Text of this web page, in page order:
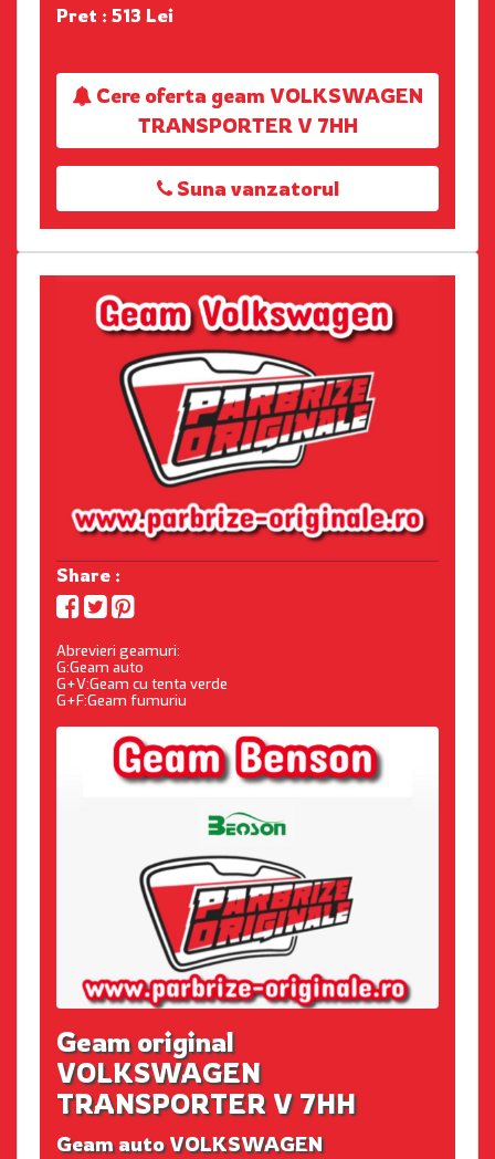
Pret : 513 Lei
Cere oferta geam VOLKSWAGEN
TRANSPORTER V 7HH
Suna vanzatorul
Share :
Abrevieri geamuri:
G:Geam auto
G+V:Geam cu tenta verde
G+F:Geam fumuriu
Geam original
VOLKSWAGEN
TRANSPORTER V 7HH
Geam auto VOLKSWAGEN